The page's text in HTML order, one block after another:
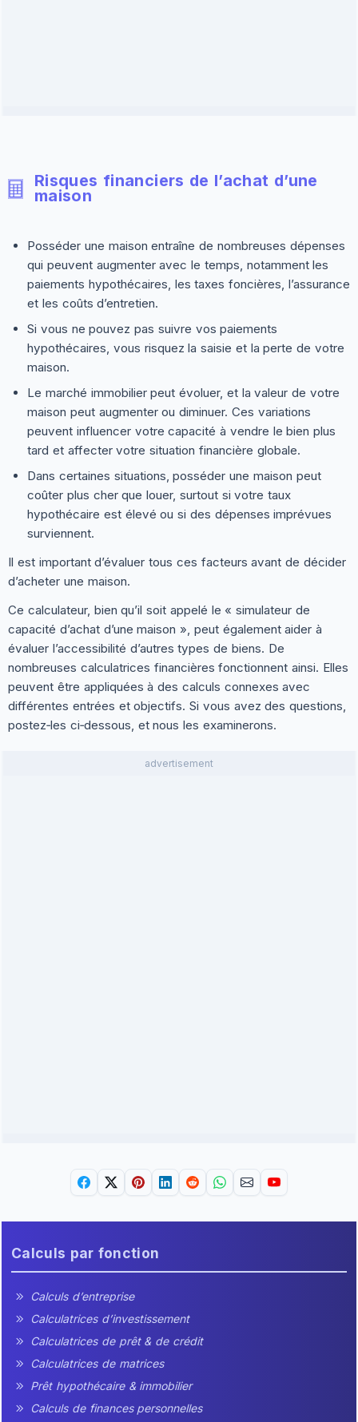
Risques financiers de l’achat d’une
maison
Posséder une maison entraîne de nombreuses dépenses
qui peuvent augmenter avec le temps, notamment les
paiements hypothécaires, les taxes foncières, l’assurance
et les coûts d’entretien.
Si vous ne pouvez pas suivre vos paiements
hypothécaires, vous risquez la saisie et la perte de votre
maison.
Le marché immobilier peut évoluer, et la valeur de votre
maison peut augmenter ou diminuer. Ces variations
peuvent influencer votre capacité à vendre le bien plus
tard et affecter votre situation financière globale.
Dans certaines situations, posséder une maison peut
coûter plus cher que louer, surtout si votre taux
hypothécaire est élevé ou si des dépenses imprévues
surviennent.
Il est important d’évaluer tous ces facteurs avant de décider
d’acheter une maison.
Ce calculateur, bien qu’il soit appelé le « simulateur de
capacité d’achat d’une maison », peut également aider à
évaluer l’accessibilité d’autres types de biens. De
nombreuses calculatrices financières fonctionnent ainsi. Elles
peuvent être appliquées à des calculs connexes avec
différentes entrées et objectifs. Si vous avez des questions,
postez‑les ci‑dessous, et nous les examinerons.
advertisement
Calculs par fonction
Calculs d’entreprise
Calculatrices d’investissement
Calculatrices de prêt & de crédit
Calculatrices de matrices
Prêt hypothécaire & immobilier
Calculs de finances personnelles